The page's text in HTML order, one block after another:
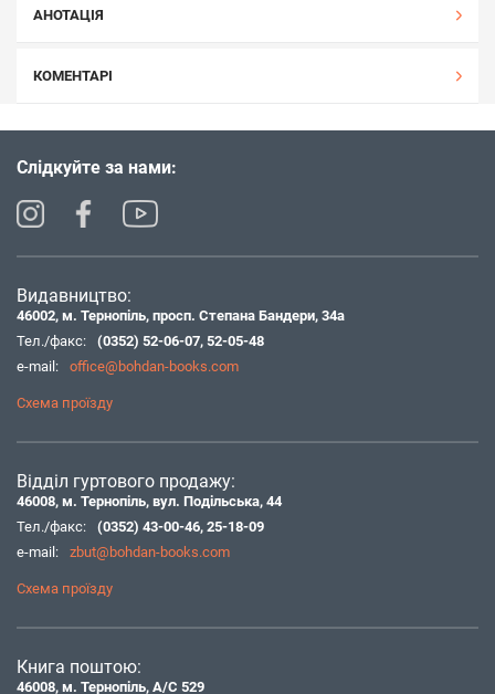
АНОТАЦІЯ
КОМЕНТАРІ
Слідкуйте за нами:
Видавництво:
46002, м. Тернопіль, просп. Степана Бандери, 34а
Тел./факс:
(0352) 52-06-07, 52-05-48
e-mail:
office@bohdan-books.com
Схема проїзду
Відділ гуртового продажу:
46008, м. Тернопіль, вул. Подільська, 44
Тел./факс:
(0352) 43-00-46, 25-18-09
e-mail:
zbut@bohdan-books.com
Схема проїзду
Книга поштою:
46008, м. Тернопіль, А/С 529